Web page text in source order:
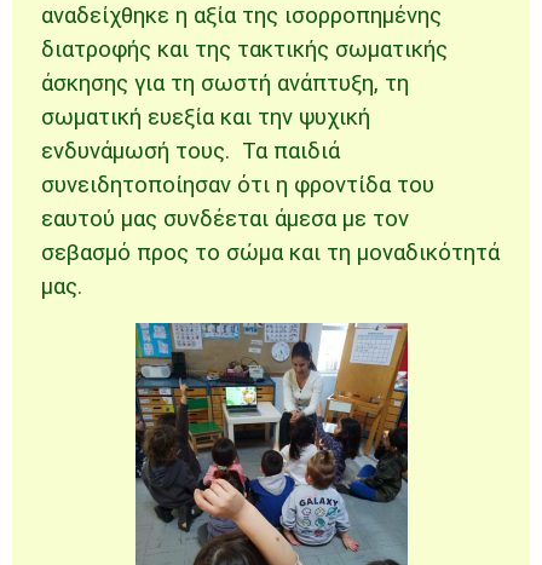
αναδείχθηκε η αξία της ισορροπημένης
διατροφής και της τακτικής σωματικής
άσκησης για τη σωστή ανάπτυξη, τη
σωματική ευεξία και την ψυχική
ενδυνάμωσή τους. Τα παιδιά
συνειδητοποίησαν ότι η φροντίδα του
εαυτού μας συνδέεται άμεσα με τον
σεβασμό προς το σώμα και τη μοναδικότητά
μας.